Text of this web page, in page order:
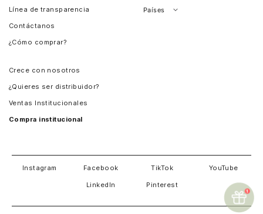
Línea de transparencia
Contáctanos
¿Cómo comprar?
Países
Crece con nosotros
¿Quieres ser distribuidor?
Ventas Institucionales
Compra institucional
Instagram Facebook TikTok YouTube
LinkedIn Pinterest